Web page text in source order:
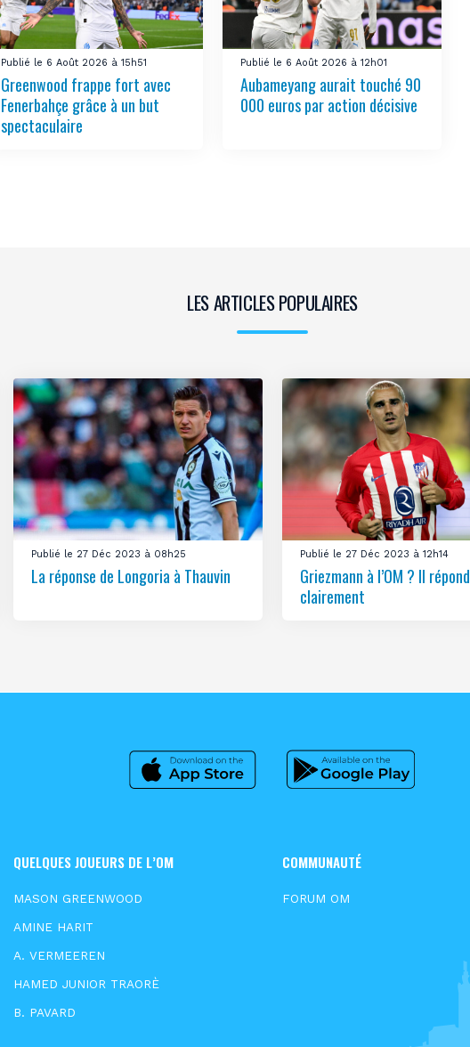
Publié le 6 Août 2026 à 15h51
Greenwood frappe fort avec
Fenerbahçe grâce à un but
spectaculaire
Publié le 6 Août 2026 à 12h01
Aubameyang aurait touché 90
000 euros par action décisive
LES ARTICLES POPULAIRES
Publié le 27 Déc 2023 à 08h25
La réponse de Longoria à Thauvin
Publié le 27 Déc 2023 à 12h14
Griezmann à l’OM ? Il répond
clairement
QUELQUES JOUEURS DE L’OM
MASON GREENWOOD
AMINE HARIT
A. VERMEEREN
HAMED JUNIOR TRAORÈ
B. PAVARD
COMMUNAUTÉ
FORUM OM